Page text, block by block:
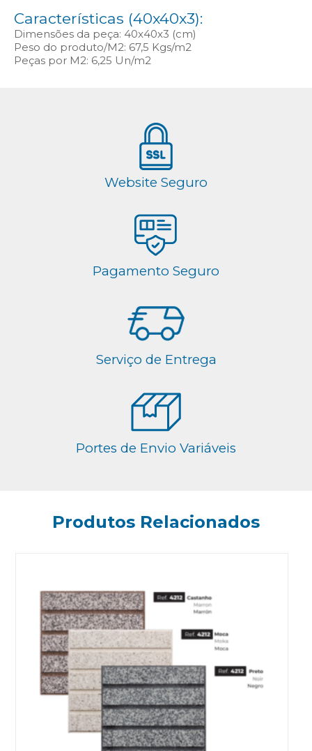
Características (40x40x3):
Dimensões da peça: 40x40x3 (cm)
Peso do produto/M2: 67,5 Kgs/m2
Peças por M2: 6,25 Un/m2
Website Seguro
Pagamento Seguro
Serviço de Entrega
Portes de Envio Variáveis
Produtos Relacionados